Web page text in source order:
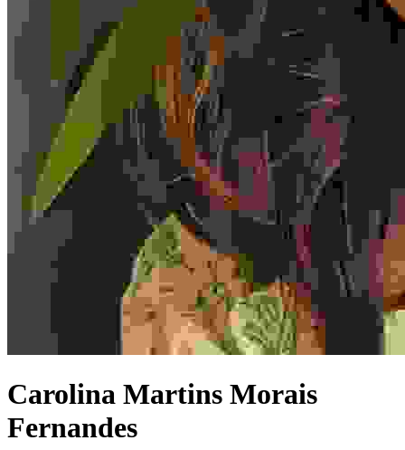
Carolina Martins Morais
Fernandes